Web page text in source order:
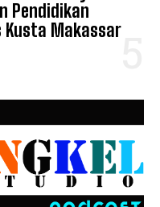
.
Pendidikan
Kusta Makassar